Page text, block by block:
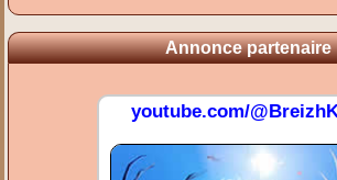
Annonce partenaire
youtube.com/